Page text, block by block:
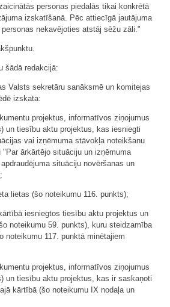
personas piedalās tikai konkrētā
izskatīšanā. Pēc attiecīgā jautājuma
nekavējoties atstāj sēžu zāli."
šādā redakcijā:
Valsts sekretāru sanāksmē un komitejas
izskata:
projektus, informatīvos ziņojumus
un tiesību aktu projektus, kas iesniegti
vai izņēmuma stāvokļa noteikšanu
ārkārtējo situāciju un izņēmuma
situāciju novēršanas un
lietas (šo noteikumu 116. punkts);
iesniegtos tiesību aktu projektus un
noteikumu 59. punkts), kuru steidzamība
noteikumu 117. punktā minētajiem
projektus, informatīvos ziņojumus
un tiesību aktu projektus, kas ir saskaņoti
kārtībā (šo noteikumu IX nodaļa un